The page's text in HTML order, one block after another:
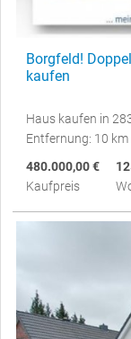
Borgfeld!
kaufen
Haus kaufen in
Entfernung: 10 km
480.000,00 €
Kaufpreis